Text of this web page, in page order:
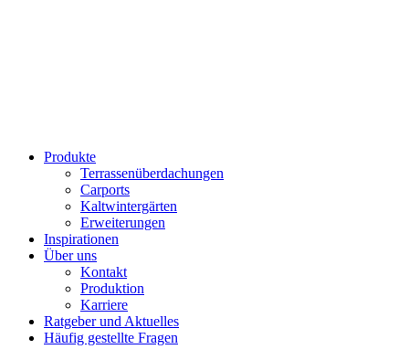
Produkte
Terrassenüberdachungen
Carports
Kaltwintergärten
Erweiterungen
Inspirationen
Über uns
Kontakt
Produktion
Karriere
Ratgeber und Aktuelles
Häufig gestellte Fragen